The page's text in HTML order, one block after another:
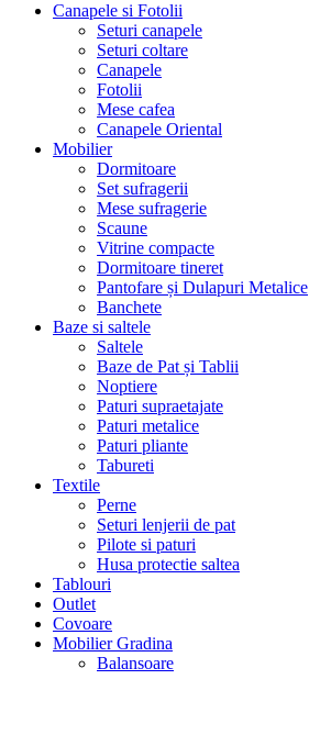
Canapele si Fotolii
Seturi canapele
Seturi coltare
Canapele
Fotolii
Mese cafea
Canapele Oriental
Mobilier
Dormitoare
Set sufragerii
Mese sufragerie
Scaune
Vitrine compacte
Dormitoare tineret
Pantofare și Dulapuri Metalice
Banchete
Baze si saltele
Saltele
Baze de Pat și Tablii
Noptiere
Paturi supraetajate
Paturi metalice
Paturi pliante
Tabureti
Textile
Perne
Seturi lenjerii de pat
Pilote si paturi
Husa protectie saltea
Tablouri
Outlet
Covoare
Mobilier Gradina
Balansoare